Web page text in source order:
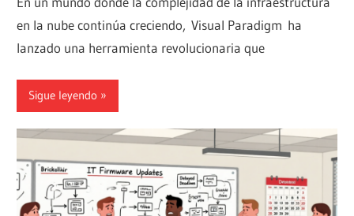
en la nube continúa creciendo, Visual Paradigm ha
lanzado una herramienta revolucionaria que
Sigue leyendo